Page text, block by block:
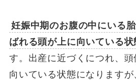
妊娠中期のお腹の中にいる
ばれる頭が上に向いている状
す。出産に近づくにつれ、
向いている状態になりますが